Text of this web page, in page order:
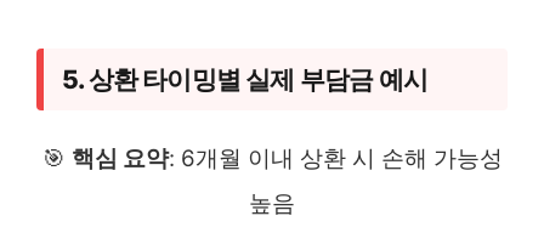
5. 상환 타이밍별 실제 부담금 예시
🎯 핵심 요약: 6개월 이내 상환 시 손해 가능성
높음